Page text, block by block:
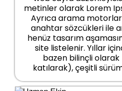
metinler olarak Lorem
Ayrıca arama
anahtar sözcükleri ile
henüz tasarım
site listelenir. Yıllar
bazen bilinçli
katılarak), çeşitli